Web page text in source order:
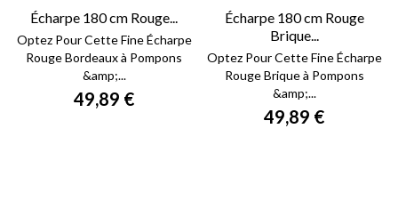
Écharpe 180 cm Rouge...
Optez Pour Cette Fine Écharpe
Rouge Bordeaux à Pompons
&amp;...
49,89 €
Écharpe 180 cm Rouge
Brique...
Optez Pour Cette Fine Écharpe
Rouge Brique à Pompons
&amp;...
49,89 €